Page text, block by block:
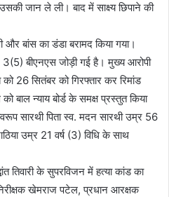
जान ले ली। बाद में साक्ष्य छिपाने की
बांस का डंडा बरामद किया गया।
बीएनएस जोड़ी गई है। मुख्य आरोपी
26 सितंबर को गिरफ्तार कर रिमांड
बाल न्याय बोर्ड के समक्ष प्रस्तुत किया
सारथी पिता स्व. मदन सारथी उम्र 56
उम्र 21 वर्ष (3) विधि के साथ
के सुपरविजन में हत्या कांड का
खेमराज पटेल, प्रधान आरक्षक